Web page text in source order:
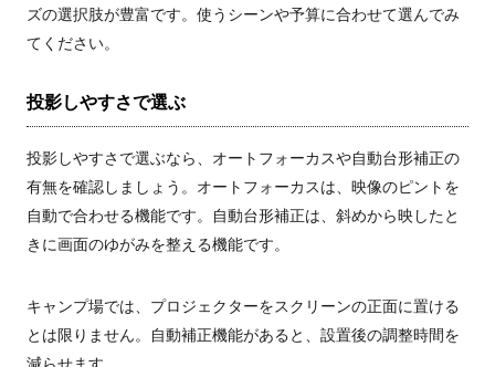
ズの選択肢が豊富です。使うシーンや予算に合わせて選んでみ
てください。
投影しやすさで選ぶ
投影しやすさで選ぶなら、オートフォーカスや自動台形補正の
有無を確認しましょう。オートフォーカスは、映像のピントを
自動で合わせる機能です。自動台形補正は、斜めから映したと
きに画面のゆがみを整える機能です。
キャンプ場では、プロジェクターをスクリーンの正面に置ける
とは限りません。自動補正機能があると、設置後の調整時間を